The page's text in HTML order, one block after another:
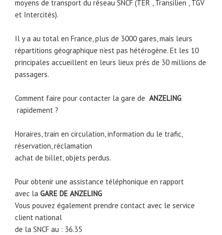
moyens de transport du réseau SNCF (TER , Transilien , TGV
et Intercités).
Il y a au total en France, plus de 3000 gares, mais leurs
répartitions géographique n’est pas hétérogène. Et les 10
principales accueillent en leurs lieux prés de 30 millions de
passagers.
Comment faire pour contacter la gare de ANZELING
rapidement ?
Horaires, train en circulation, information du le trafic,
réservation, réclamation
achat de billet, objets perdus.
Pour obtenir une assistance téléphonique en rapport
avec la GARE DE ANZELING
Vous pouvez également prendre contact avec le service
client national
de la SNCF au : 36.35